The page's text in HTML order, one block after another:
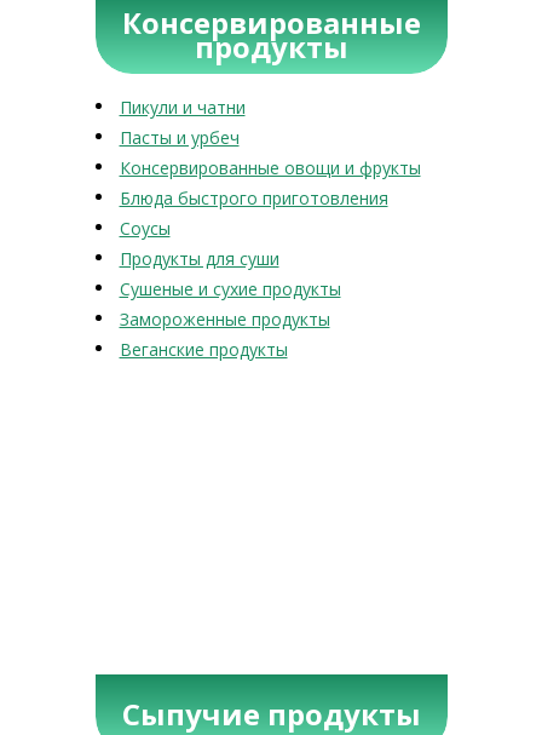
Консервированные
продукты
Пикули и чатни
Пасты и урбеч
Консервированные овощи и фрукты
Блюда быстрого приготовления
Соусы
Продукты для суши
Сушеные и сухие продукты
Замороженные продукты
Веганские продукты
Сыпучие продукты